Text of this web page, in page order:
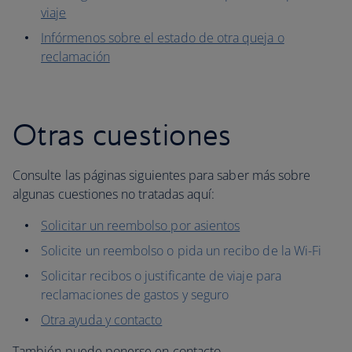
viaje
Infórmenos sobre el estado de otra queja o
reclamación
Otras cuestiones
Consulte las páginas siguientes para saber más sobre
algunas cuestiones no tratadas aquí:
Solicitar un reembolso por asientos
Solicite un reembolso o pida un recibo de la Wi-Fi
Solicitar recibos o justificante de viaje para
reclamaciones de gastos y seguro
Otra ayuda y contacto